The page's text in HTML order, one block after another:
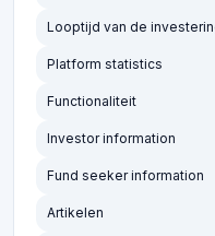
Looptijd van de
Platform statistics
Functionaliteit
Investor information
Fund seeker information
Artikelen